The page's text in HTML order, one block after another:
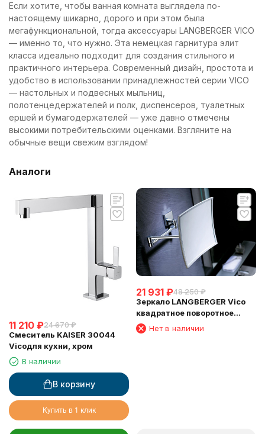
Если хотите, чтобы ванная комната выглядела по-
настоящему шикарно, дорого и при этом была
мегафункциональной, тогда аксессуары LANGBERGER VICO
— именно то, что нужно. Эта немецкая гарнитура элит
класса идеально подходит для создания стильного и
практичного интерьера. Современный дизайн, простота и
удобство в использовании принадлежностей серии VICO
— настольных и подвесных мыльниц,
полотенцедержателей и полк, диспенсеров, туалетных
ершей и бумагодержателей — уже давно отмечены
высокими потребительскими оценками. Взгляните на
обычные вещи свежим взглядом!
Аналоги
11 210 ₽24 670 ₽
Смеситель KAISER 30044
Vicoдля кухни, хром
В наличии
В корзину
Купить в 1 клик
21 931 ₽48 250 ₽
Зеркало LANGBERGER Vico
квадратное поворотное
косметическое 5 кратное
увеличение (75485)
Нет в наличии